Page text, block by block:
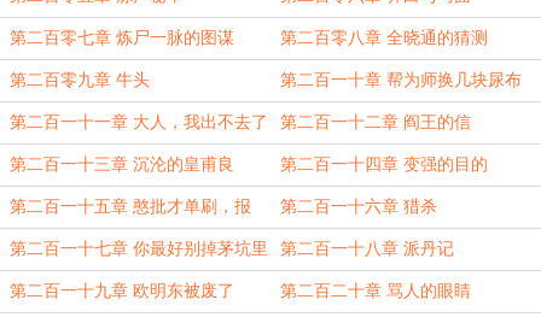
第二百零七章 炼尸一脉的图谋 第二百零八章 全晓通的猜测
第二百零九章 牛头 第二百一十章 帮为师换几块尿布
第二百一十一章 大人，我出不去了 第二百一十二章 阎王的信
第二百一十三章 沉沦的皇甫良 第二百一十四章 变强的目的
第二百一十五章 憨批才单刷，报
官！
第二百一十六章 猎杀
第二百一十七章 你最好别掉茅坑里 第二百一十八章 派丹记
第二百一十九章 欧明东被废了 第二百二十章 骂人的眼睛